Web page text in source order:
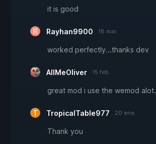
it is good
Rayhan9900 18 mar.
worked perfectly...thanks dev
AllMeOliver 15 feb.
great mod i use the wemod alot.
TropicalTable977 20 ene.
Thank you